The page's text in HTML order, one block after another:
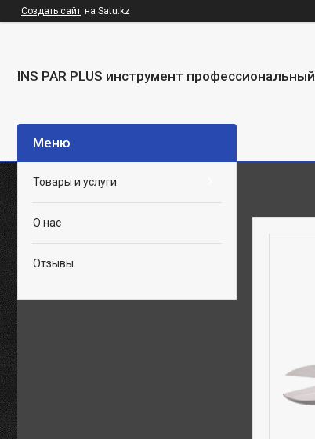
Создать сайт на Satu.kz
INS PAR PLUS инструмент профессиональный
Товары и услуги
О нас
Отзывы